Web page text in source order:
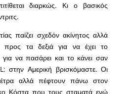
διαρκώς. Κι ο βασικός
παίζει σχεδόν ακίνητος αλλά
προς τα δεξιά για να έχει το
να πασάρει και το κάνει σαν
στην Αμερική βρισκόμαστε. Οι
αλλά πέφτουν πάνω στον
Κόστα που τους σταματά ενώ